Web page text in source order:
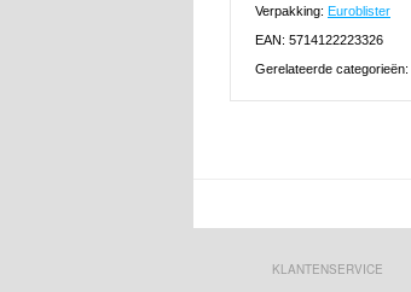
Verpakking: Euroblister
EAN: 5714122223326
Gerelateerde categorieën:
KLANTENSERVICE